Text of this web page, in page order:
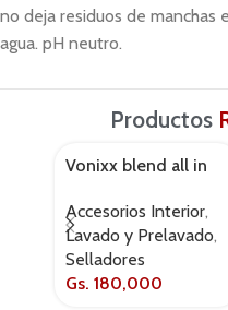
no deja residuos de manchas
agua. pH neutro.
Productos
Vonixx blend all in
Accesorios Interior,
Lavado y Prelavado,
Selladores
Gs. 180,000